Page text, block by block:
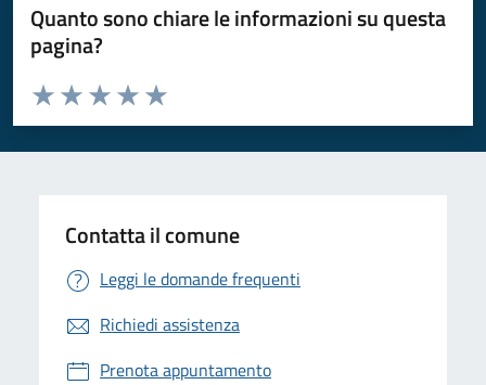
Quanto sono chiare le informazioni su questa
pagina?
Valuta da 1 a 5 stelle la pagina
Valuta 5 stelle su 5
Valuta 4 stelle su 5
Valuta 3 stelle su 5
Valuta 2 stelle su 5
Valuta 1 stelle su 5
Contatta il comune
Leggi le domande frequenti
Richiedi assistenza
Prenota appuntamento